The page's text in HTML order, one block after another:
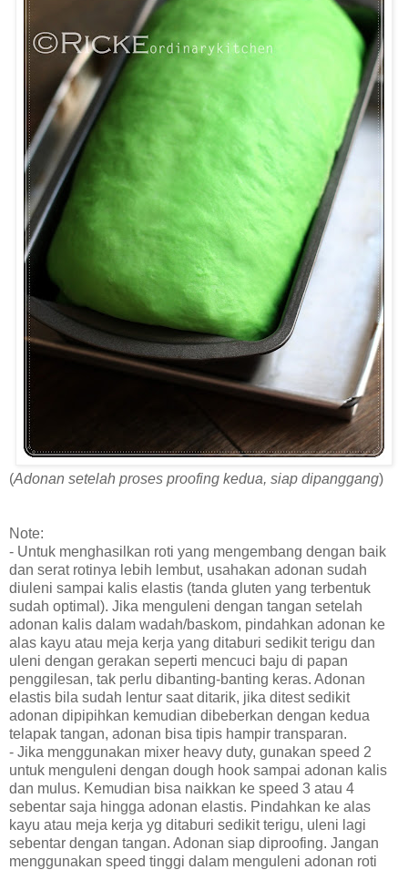
(Adonan setelah proses proofing kedua, siap dipanggang)
Note:
- Untuk menghasilkan roti yang mengembang dengan baik
dan serat rotinya lebih lembut, usahakan adonan sudah
diuleni sampai kalis elastis (tanda gluten yang terbentuk
sudah optimal). Jika menguleni dengan tangan setelah
adonan kalis dalam wadah/baskom, pindahkan adonan ke
alas kayu atau meja kerja yang ditaburi sedikit terigu dan
uleni dengan gerakan seperti mencuci baju di papan
penggilesan, tak perlu dibanting-banting keras. Adonan
elastis bila sudah lentur saat ditarik, jika ditest sedikit
adonan dipipihkan kemudian dibeberkan dengan kedua
telapak tangan, adonan bisa tipis hampir transparan.
- Jika menggunakan mixer heavy duty, gunakan speed 2
untuk menguleni dengan dough hook sampai adonan kalis
dan mulus. Kemudian bisa naikkan ke speed 3 atau 4
sebentar saja hingga adonan elastis. Pindahkan ke alas
kayu atau meja kerja yg ditaburi sedikit terigu, uleni lagi
sebentar dengan tangan. Adonan siap diproofing. Jangan
menggunakan speed tinggi dalam menguleni adonan roti